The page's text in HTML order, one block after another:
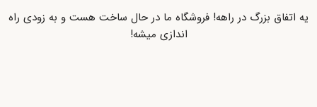
یه اتفاق بزرگ در راهه! فروشگاه ما در حال ساخت هست و به زودی راه
اندازی میشه!